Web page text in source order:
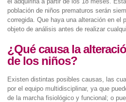
población de niños prematuros serán
corregida. Que haya una alteración en el
objeto de análisis antes de realizar
¿Qué causa la
de los niños?
Existen distintas posibles causas, las
por el equipo multidisciplinar, ya que
de la marcha fisiológico y funcional; o